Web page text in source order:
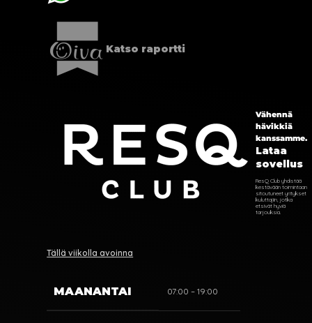
Katso raportti
Vähennä
hävikkiä
kanssamme.
Lataa
sovellus
ResQ Club yhdistää
kestävään toimintaan
sitoutuneet yritykset
kuluttajiin, jotka
etsivät hyviä
tarjouksia.
Tällä viikolla avoinna
MAANANTAI 07:00 – 19:00